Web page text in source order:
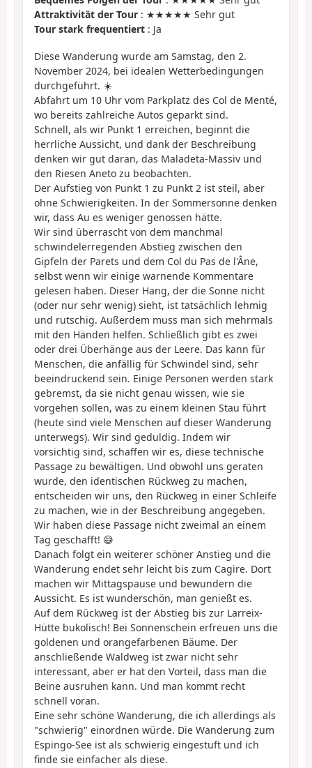
Attraktivität der Tour : ★★★★★ Sehr gut
Tour stark frequentiert : Ja
Diese Wanderung wurde am Samstag, den 2.
November 2024, bei idealen Wetterbedingungen
durchgeführt. ☀️
Abfahrt um 10 Uhr vom Parkplatz des Col de Menté,
wo bereits zahlreiche Autos geparkt sind.
Schnell, als wir Punkt 1 erreichen, beginnt die
herrliche Aussicht, und dank der Beschreibung
denken wir gut daran, das Maladeta-Massiv und
den Riesen Aneto zu beobachten.
Der Aufstieg von Punkt 1 zu Punkt 2 ist steil, aber
ohne Schwierigkeiten. In der Sommersonne denken
wir, dass Au es weniger genossen hätte.
Wir sind überrascht von dem manchmal
schwindelerregenden Abstieg zwischen den
Gipfeln der Parets und dem Col du Pas de l'Âne,
selbst wenn wir einige warnende Kommentare
gelesen haben. Dieser Hang, der die Sonne nicht
(oder nur sehr wenig) sieht, ist tatsächlich lehmig
und rutschig. Außerdem muss man sich mehrmals
mit den Händen helfen. Schließlich gibt es zwei
oder drei Überhänge aus der Leere. Das kann für
Menschen, die anfällig für Schwindel sind, sehr
beeindruckend sein. Einige Personen werden stark
gebremst, da sie nicht genau wissen, wie sie
vorgehen sollen, was zu einem kleinen Stau führt
(heute sind viele Menschen auf dieser Wanderung
unterwegs). Wir sind geduldig. Indem wir
vorsichtig sind, schaffen wir es, diese technische
Passage zu bewältigen. Und obwohl uns geraten
wurde, den identischen Rückweg zu machen,
entscheiden wir uns, den Rückweg in einer Schleife
zu machen, wie in der Beschreibung angegeben.
Wir haben diese Passage nicht zweimal an einem
Tag geschafft! 😅
Danach folgt ein weiterer schöner Anstieg und die
Wanderung endet sehr leicht bis zum Cagire. Dort
machen wir Mittagspause und bewundern die
Aussicht. Es ist wunderschön, man genießt es.
Auf dem Rückweg ist der Abstieg bis zur Larreix-
Hütte bukolisch! Bei Sonnenschein erfreuen uns die
goldenen und orangefarbenen Bäume. Der
anschließende Waldweg ist zwar nicht sehr
interessant, aber er hat den Vorteil, dass man die
Beine ausruhen kann. Und man kommt recht
schnell voran.
Eine sehr schöne Wanderung, die ich allerdings als
"schwierig" einordnen würde. Die Wanderung zum
Espingo-See ist als schwierig eingestuft und ich
finde sie einfacher als diese.